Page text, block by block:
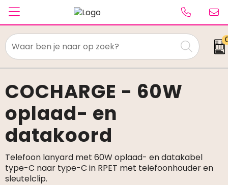
Textiel
Paraplu's
Caps & Beanies
Tassen
Drinkwaren
Schrijfwaren
COCHARGE - 60W
oplaad- en
datakoord
Telefoon lanyard met 60W oplaad- en datakabel
type-C naar type-C in RPET met telefoonhouder en
sleutelclip.